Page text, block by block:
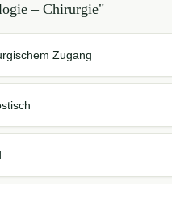
– Chirurgie"
Zugang